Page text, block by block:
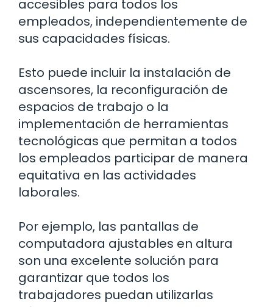
accesibles para todos los
empleados, independientemente de
sus capacidades físicas.
Esto puede incluir la instalación de
ascensores, la reconfiguración de
espacios de trabajo o la
implementación de herramientas
tecnológicas que permitan a todos
los empleados participar de manera
equitativa en las actividades
laborales.
Por ejemplo, las pantallas de
computadora ajustables en altura
son una excelente solución para
garantizar que todos los
trabajadores puedan utilizarlas